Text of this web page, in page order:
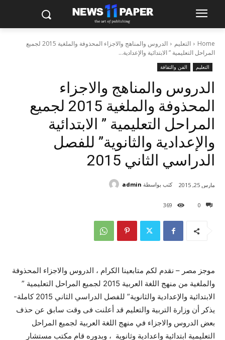
Home التعليم
الدروس والمناهج والاجزاء المحذوفة والملغية 2015 لجميع
المراحل التعليمية ” الابتدائية والإعدادية...
التعليم الفن والثقافة
الدروس والمناهج والاجزاء
المحذوفة والملغية 2015 لجميع
المراحل التعليمية ” الابتدائية
والإعدادية والثانوية” للفصل
الدراسي الثاني 2015
0
369
مارس 25, 2015 كتب بواسطة admin
موجز مصر – نقدم لكم متابعينا الكرام ، الدروس والاجزاء المحذوفة
والملغية من منهج اللغة العربية 2015 لجميع المراحل التعليمية ”
الابتدائية والإعدادية والثانوية” للفصل الدراسي الثاني 2015 كاملة-
يذكر أن وزارة التربية والتعليم قد أعلنت فى وقت سابق عن حذف
بعض الدروس والاجزاء في منهج اللغة العربية لجميع المراحل
التعليمية ابتدائية واعدادية وثانوية ، وبدوره قام مكتب مستشار